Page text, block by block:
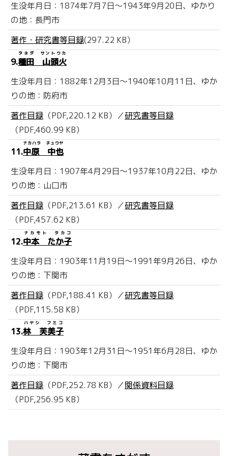
生没年月日：1874年7月7日～1943年9月20日、ゆかり
の地：長門市
著作・研究書等目録(297.22 KB）
9.種田 山頭火
タネダ サントウカ
生没年月日：1882年12月3日～1940年10月11日、ゆか
りの地：防府市
著作目録 （PDF,220.12 KB）／研究書等目録
（PDF,460.99 KB）
11.中原 中也
ナカハラ チュウヤ
生没年月日：1907年4月29日～1937年10月22日、ゆか
りの地：山口市
著作目録 （PDF,213.61 KB）／研究書等目録
（PDF,457.62 KB）
12.中本 たか子
ナカモト タカコ
生没年月日：1903年11月19日～1991年9月26日、ゆか
りの地：下関市
著作目録 （PDF,188.41 KB）／研究書等目録
（PDF,115.58 KB）
13.林 芙美子
ハヤシ フミコ
生没年月日：1903年12月31日～1951年6月28日、ゆか
りの地：下関市
著作目録 （PDF,252.78 KB）／関係資料目録
（PDF,256.95 KB）